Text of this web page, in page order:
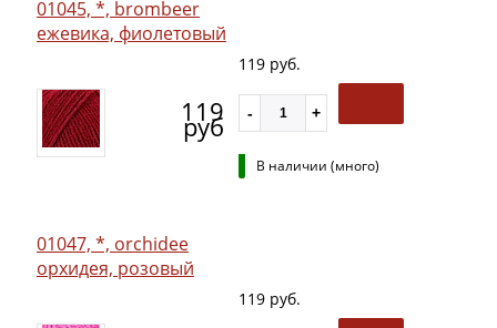
01045, *, brombeer
ежевика, фиолетовый
119
руб
119 руб.
В наличии (много)
01047, *, orchidee
орхидея, розовый
119 руб.